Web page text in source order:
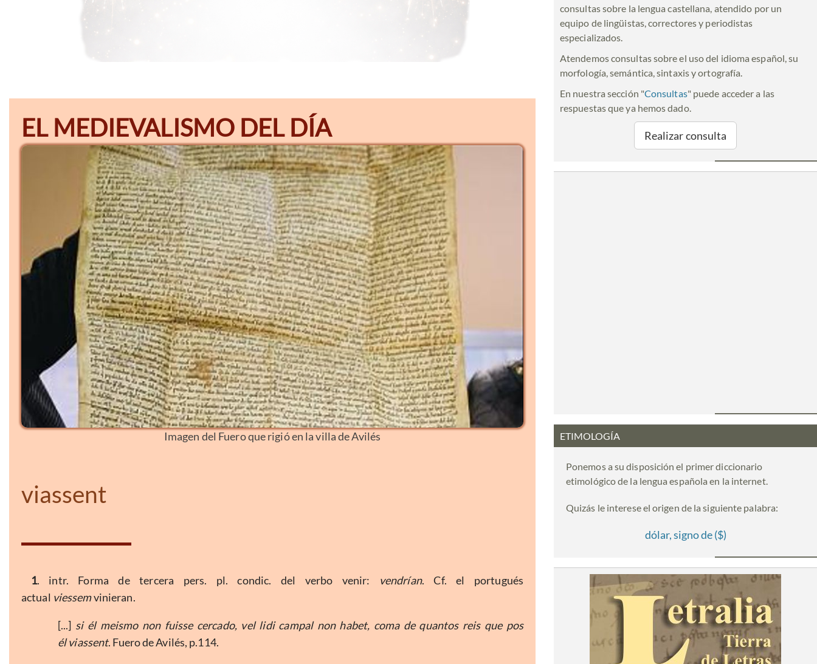
EL MEDIEVALISMO DEL DÍA
Imagen del Fuero que rigió en la villa de Avilés
viassent
1. intr. Forma de tercera pers. pl. condic. del verbo venir: vendrían. Cf. el portugués
actual viessemvinieran.
[...] si él meismo non fuisse cercado, vel lidi campal non habet, coma de quantos reis que pos
él viassent. Fuero de Avilés, p.114.
consultas sobre la lengua castellana, atendido por un
equipo de lingüistas, correctores y periodistas
especializados.
Atendemos consultas sobre el uso del idioma español, su
morfología, semántica, sintaxis y ortografía.
En nuestra sección "Consultas" puede acceder a las
respuestas que ya hemos dado.
Realizar consulta
ETIMOLOGÍA
Ponemos a su disposición el primer diccionario
etimológico de la lengua española en la internet.
Quizás le interese el origen de la siguiente palabra:
dólar, signo de ($)